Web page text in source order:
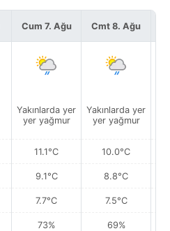
Cum 7. Ağu
Yakınlarda yer
yer yağmur
11.1°C
9.1°C
7.7°C
73%
Cmt 8. Ağu
Yakınlarda yer
yer yağmur
10.0°C
8.8°C
7.5°C
69%